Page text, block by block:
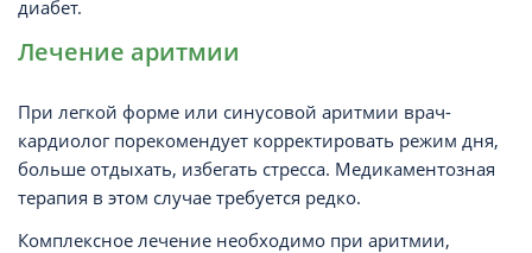
диабет.
Лечение аритмии
При легкой форме или синусовой аритмии врач-
кардиолог порекомендует корректировать режим дня,
больше отдыхать, избегать стресса. Медикаментозная
терапия в этом случае требуется редко.
Комплексное лечение необходимо при аритмии,